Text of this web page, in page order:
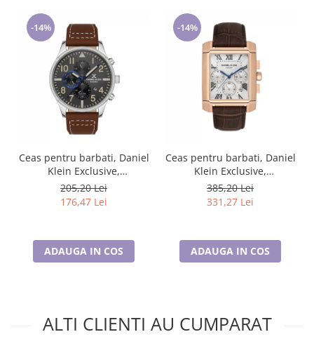
-14%
Ceas pentru barbati, Daniel
Klein Exclusive,
DK.1.13389.2
205,20 Lei
176,47 Lei
ADAUGA IN COS
-14%
Ceas pentru barbati, Daniel
Klein Exclusive,
DK.1.13748.5
385,20 Lei
331,27 Lei
ADAUGA IN COS
ALTI CLIENTI AU CUMPARAT